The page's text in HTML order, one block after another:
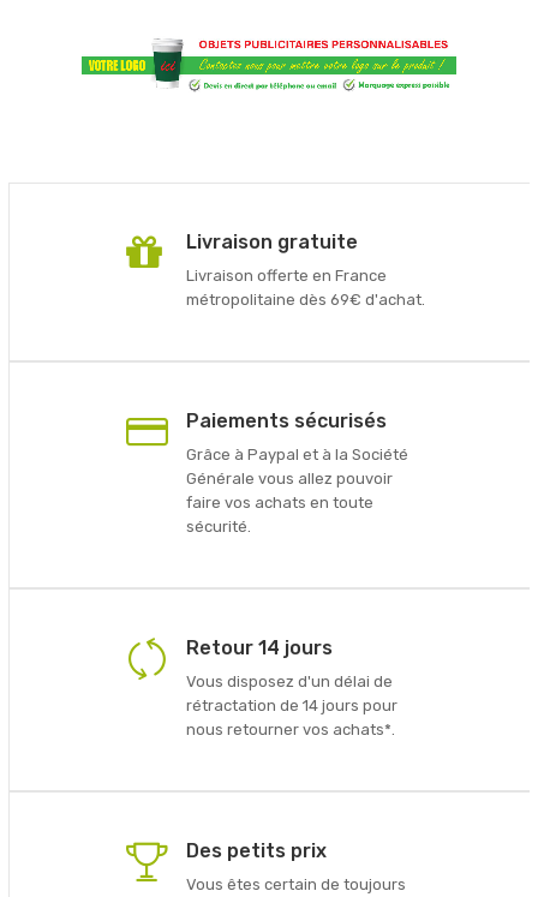
Livraison gratuite
Livraison offerte en France
métropolitaine dès 69€ d'achat.
Paiements sécurisés
Grâce à Paypal et à la Société
Générale vous allez pouvoir
faire vos achats en toute
sécurité.
Retour 14 jours
Vous disposez d'un délai de
rétractation de 14 jours pour
nous retourner vos achats*.
Des petits prix
Vous êtes certain de toujours